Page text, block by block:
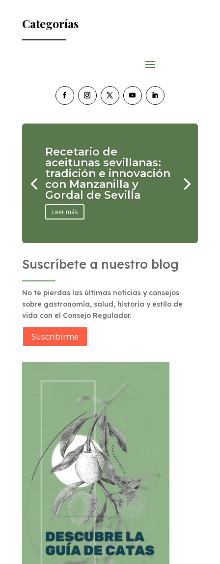
Categorías
Recetario de
aceitunas sevillanas:
tradición e innovación
con Manzanilla y
Gordal de Sevilla
Leer más
Suscríbete a nuestro blog
No te pierdas las últimas noticias y consejos
sobre gastronomía, salud, historia y estilo de
vida con el Consejo Regulador.
Suscribírme